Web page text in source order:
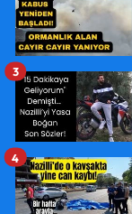
3
4